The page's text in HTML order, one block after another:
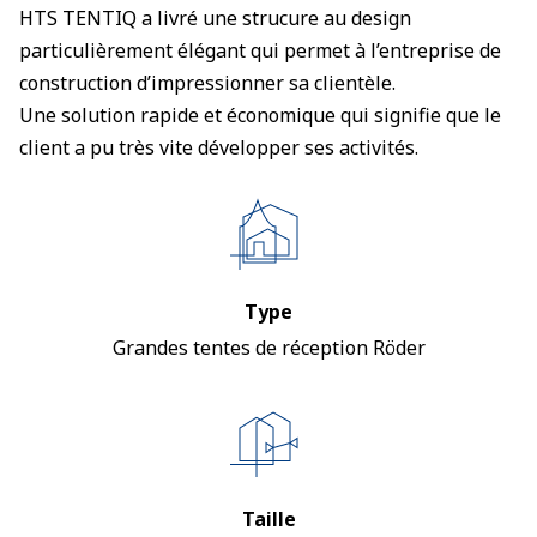
HTS TENTIQ a livré une strucure au design
particulièrement élégant qui permet à l’entreprise de
construction d’impressionner sa clientèle.
Une solution rapide et économique qui signifie que le
client a pu très vite développer ses activités.
Type
Grandes tentes de réception Röder
Taille